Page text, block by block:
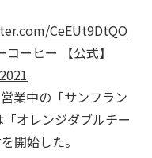
CeEUt9DtQO
ーヒー 【公式】
業中の「サンフラン
オレンジダブルチー
開始した。